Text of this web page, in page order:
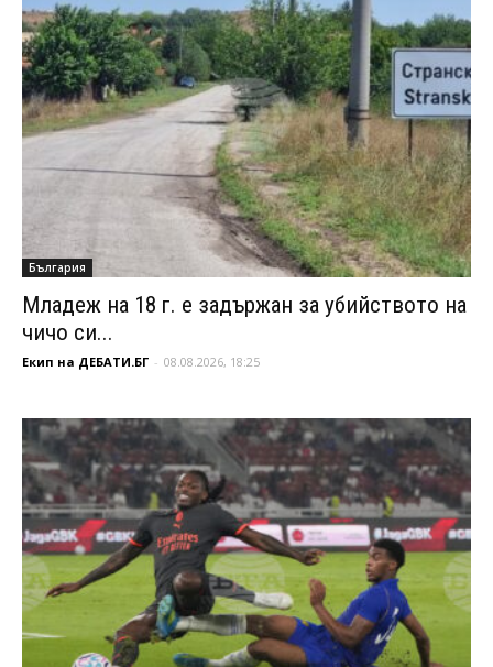
България
Младеж на 18 г. е задържан за убийството на
чичо си...
Екип на ДЕБАТИ.БГ - 08.08.2026, 18:25